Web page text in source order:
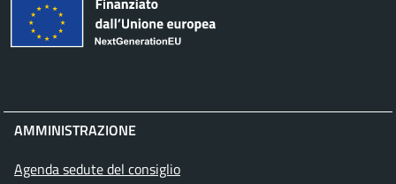
AMMINISTRAZIONE
Agenda sedute del consiglio